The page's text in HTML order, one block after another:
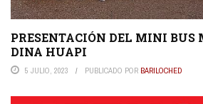
PRESENTACIÓN DEL MINI BUS
DINA HUAPI
5 JULIO, 2023 PUBLICADO POR BARILOCHED